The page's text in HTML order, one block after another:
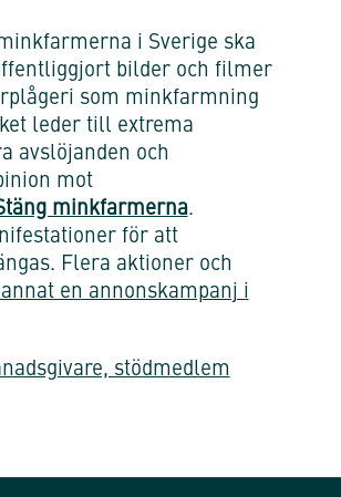
i Sverige ska
bilder och filmer
som minkfarmning
leder till extrema
avslöjanden och
mot
minkfarmerna.
för att
Flera aktioner och
en annonskampanj i
stödmedlem